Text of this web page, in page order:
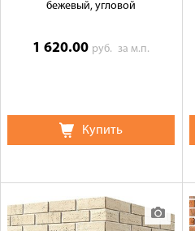
бежевый, угловой
1 620.00 руб.за м.п.
Купить